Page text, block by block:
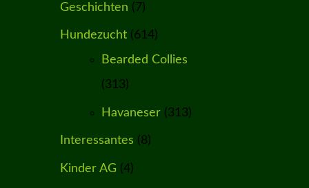
Geschichten (7)
Hundezucht (614)
Bearded Collies
(313)
Havaneser (313)
Interessantes (8)
Kinder AG (4)